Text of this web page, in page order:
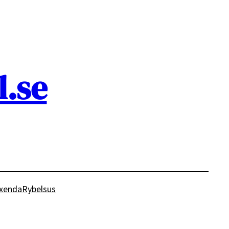
Rybelsus